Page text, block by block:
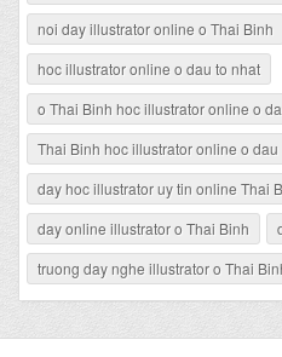
noi day illustrator online o Thai Binh
hoc illustrator online o dau to nhat
o Thai Binh hoc illustrator online o
Thai Binh hoc illustrator online o dau
day hoc illustrator uy tin online Thai
day online illustrator o Thai Binh
truong day nghe illustrator o Thai